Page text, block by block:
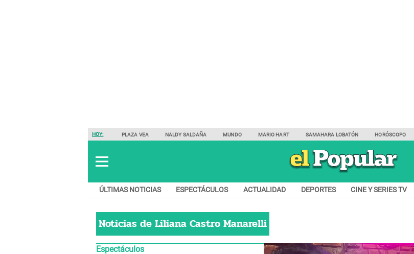
HOY: PLAZA VEA NALDY SALDAÑA MUNDO MARIO HART SAMAHARA LOBATÓN HORÓSCOPO
ÚLTIMAS NOTICIAS ESPECTÁCULOS ACTUALIDAD DEPORTES CINE Y SERIES TV
Noticias deLiliana Castro Manarelli
Espectáculos